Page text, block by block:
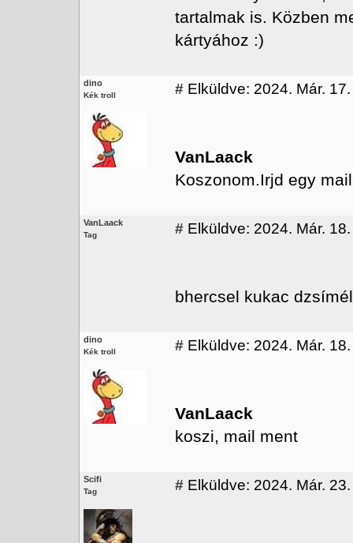
tartalmak is. Közben
kártyához :)
dino
Kék troll # Elküldve: 2024. Már.
VanLaack
Koszonom.Irjd egy
VanLaack
Tag # Elküldve: 2024. Már.
bhercsel kukac
dino
Kék troll # Elküldve: 2024. Már.
VanLaack
koszi, mail ment
Scifi
Tag # Elküldve: 2024. Már.